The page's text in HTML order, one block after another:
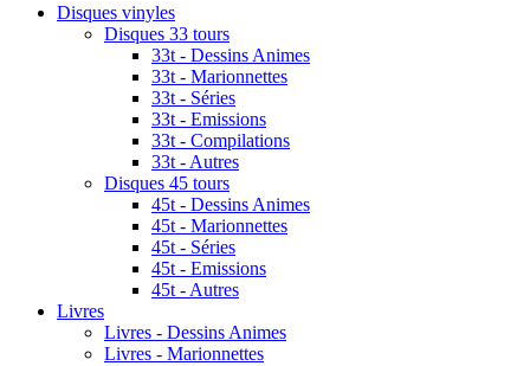
Disques vinyles
Disques 33 tours
33t - Dessins Animes
33t - Marionnettes
33t - Séries
33t - Emissions
33t - Compilations
33t - Autres
Disques 45 tours
45t - Dessins Animes
45t - Marionnettes
45t - Séries
45t - Emissions
45t - Autres
Livres
Livres - Dessins Animes
Livres - Marionnettes